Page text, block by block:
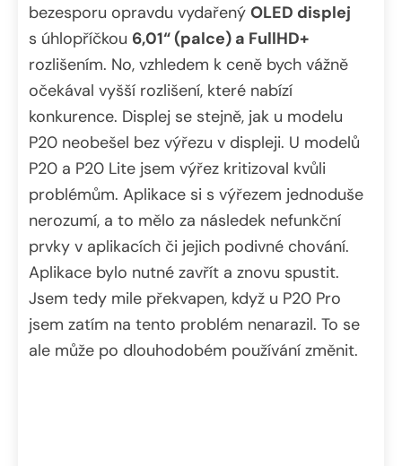
bezesporu opravdu vydařený OLED displej
s úhlopříčkou 6,01“ (palce) a FullHD+
rozlišením. No, vzhledem k ceně bych vážně
očekával vyšší rozlišení, které nabízí
konkurence. Displej se stejně, jak u modelu
P20 neobešel bez výřezu v displeji. U modelů
P20 a P20 Lite jsem výřez kritizoval kvůli
problémům. Aplikace si s výřezem jednoduše
nerozumí, a to mělo za následek nefunkční
prvky v aplikacích či jejich podivné chování.
Aplikace bylo nutné zavřít a znovu spustit.
Jsem tedy mile překvapen, když u P20 Pro
jsem zatím na tento problém nenarazil. To se
ale může po dlouhodobém používání změnit.